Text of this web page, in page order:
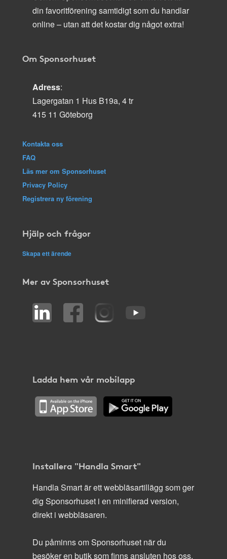
din favoritförening samtidigt som du handlar
online – utan att det kostar dig något extra!
Om Sponsorhuset
Adress:
Lagergatan 1 Hus B19a, 4 tr
415 11 Göteborg
Kontakta oss
FAQ
Läs mer om Sponsorhuset
Privacy Policy
Registrera ny förening
Hjälp och frågor
Skapa ett ärende
Mer av Sponsorhuset
Ladda hem vår mobilapp
Installera "Handla Smart"
Handla Smart är ett webbläsartillägg som ger
dig Sponsorhuset i en minifierad version,
direkt i webbläsaren.
Du påminns om Sponsorhuset när du
besöker en butik som finns ansluten hos oss.